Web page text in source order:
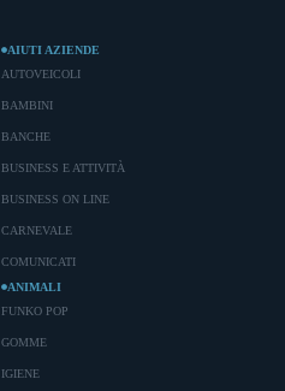
AIUTI AZIENDE
AUTOVEICOLI
BAMBINI
BANCHE
BUSINESS E ATTIVITÀ
BUSINESS ON LINE
CARNEVALE
COMUNICATI
ANIMALI
FUNKO POP
GOMME
IGIENE